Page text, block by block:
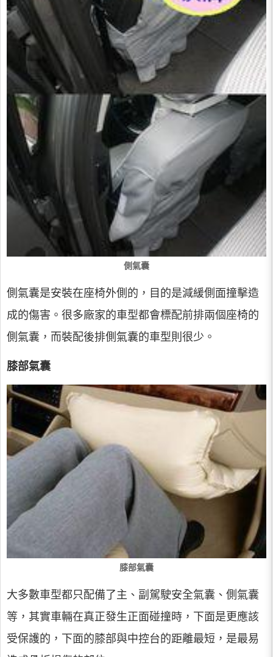
側氣囊
側氣囊是安裝在座椅外側的，目的是減緩側面撞擊造
成的傷害。很多廠家的車型都會標配前排兩個座椅的
側氣囊，而裝配後排側氣囊的車型則很少。
膝部氣囊
膝部氣囊
大多數車型都只配備了主、副駕駛安全氣囊、側氣囊
等，其實車輛在真正發生正面碰撞時，下面是更應該
受保護的，下面的膝部與中控台的距離最短，是最易